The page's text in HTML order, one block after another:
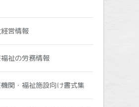
営情報
祉の労務情報
関・福祉施設向け書式集